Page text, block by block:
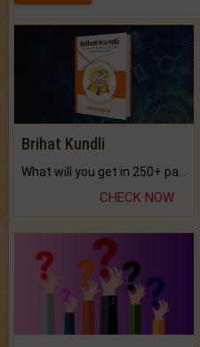
Brihat Kundli
CHECK NOW